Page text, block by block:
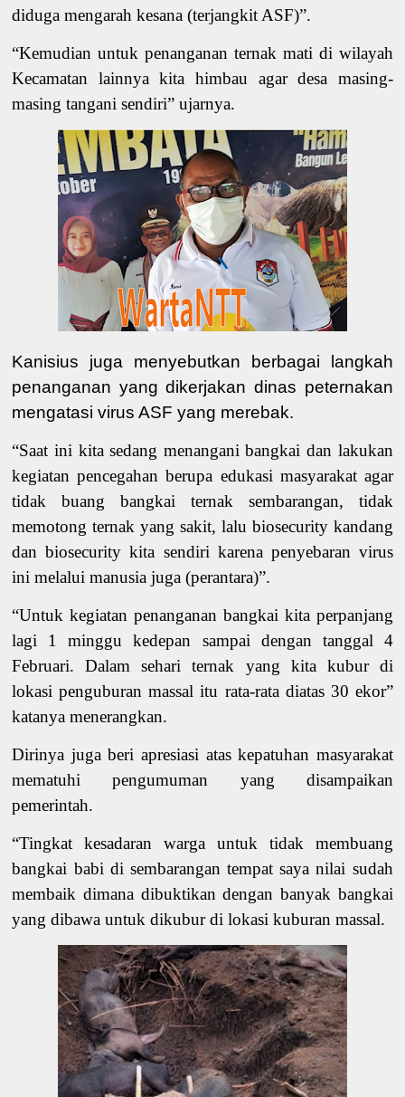
didugamengarah kesana (terjangkit ASF)”.
“Kemudian untuk penanganan ternak mati di wilayah
Kecamatan lainnya kita himbau agar desa masing-
masing tangani sendiri” ujarnya.
Kanisius juga menyebutkan berbagai langkah
penanganan yang dikerjakan dinas peternakan
mengatasi virus ASF yang merebak.
“Saat ini kita sedang menangani bangkai dan lakukan
kegiatan pencegahan berupa edukasi masyarakatagar
tidak buang bangkai ternak sembarangan, tidak
memotong ternak yang sakit, lalu biosecurity kandang
dan biosecuritykita sendiri karena penyebaran virus
ini melalui manusia juga (perantara)”.
“Untuk kegiatan penanganan bangkai kita perpanjang
lagi 1 minggu kedepan sampai dengan tanggal 4
Februari. Dalam sehari ternak yang kita kubur di
lokasi penguburan massal itu rata-rata diatas 30 ekor”
katanya menerangkan.
Dirinya juga beri apresiasi atas kepatuhan masyarakat
mematuhi pengumuman yang disampaikan
pemerintah.
“Tingkatkesadaran warga untuk tidak membuang
bangkai babi di sembarangantempat saya nilai sudah
membaik dimana dibuktikan dengan banyak bangkai
yang dibawauntuk dikubur di lokasi kuburan massal.